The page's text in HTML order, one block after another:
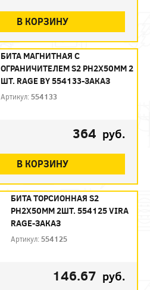
В КОРЗИНУ
БИТА МАГНИТНАЯ С
ОГРАНИЧИТЕЛЕМ S2 PH2X50ММ 2
ШТ. RAGE BY 554133-ЗАКАЗ
Артикул: 554133
364 руб.
В КОРЗИНУ
БИТА ТОРСИОННАЯ S2
PH2X50ММ 2ШТ. 554125 VIRA
RAGE-ЗАКАЗ
Артикул: 554125
146.67 руб.